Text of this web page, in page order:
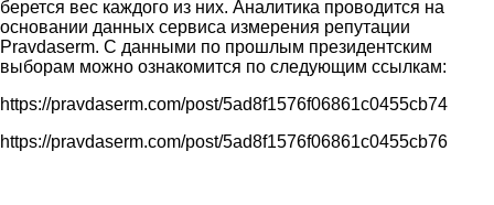
берется вес каждого из них. Аналитика проводится на
основании данных сервиса измерения репутации
Pravdaserm. С данными по прошлым президентским
выборам можно ознакомится по следующим ссылкам:
https://pravdaserm.com/post/5ad8f1576f06861c0455cb74
https://pravdaserm.com/post/5ad8f1576f06861c0455cb76